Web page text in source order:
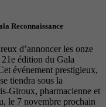
Reconnaissance
d’annoncer les onze
édition du Gala
événement prestigieux,
tiendra sous la
Giroux, pharmacienne et
le 7 novembre prochain